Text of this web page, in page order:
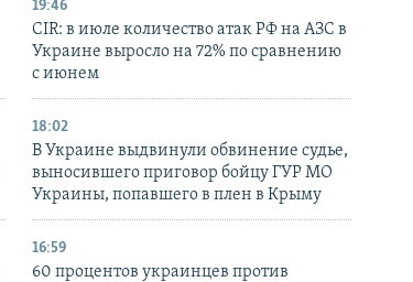
19:46
CIR: в июле количество атак РФ на АЗС в
Украине выросло на 72% по сравнению
с июнем
18:02
В Украине выдвинули обвинение судье,
выносившего приговор бойцу ГУР МО
Украины, попавшего в плен в Крыму
16:59
60 процентов украинцев против